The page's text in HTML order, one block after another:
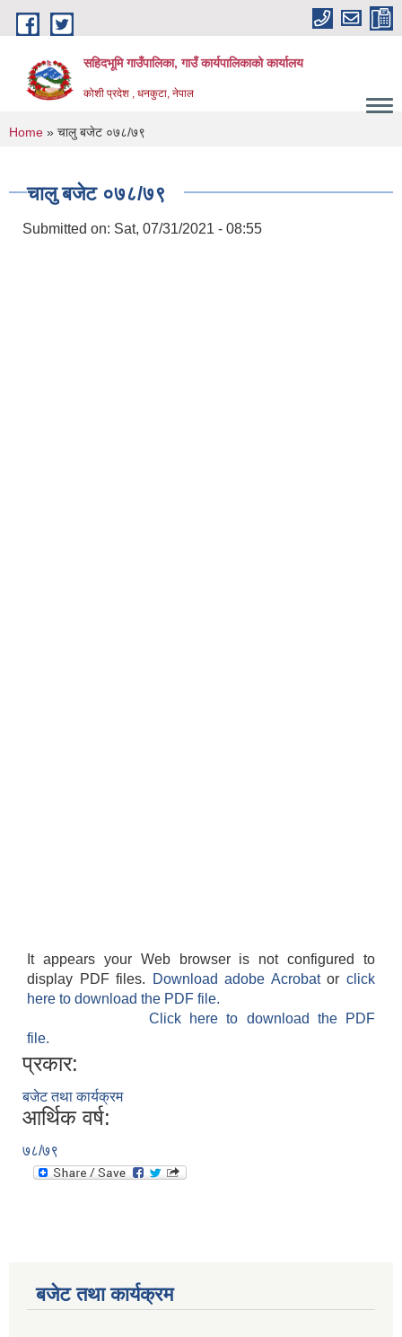
Skip to main content
सहिदभूमि गाउँपालिका, गाउँ कार्यपालिकाको कार्यालय
कोशी प्रदेश , धनकुटा, नेपाल
You are here
Home » चालु बजेट ०७८/७९
चालु बजेट ०७८/७९
Submitted on: Sat, 07/31/2021 - 08:55
It appears your Web browser is not configured to
display PDF files.
Download adobe Acrobatorclick
here to download the PDF file.
Click here to download the PDF
file.
प्रकार:
बजेट तथा कार्यक्रम
आर्थिक वर्ष:
७८/७९
बजेट तथा कार्यक्रम